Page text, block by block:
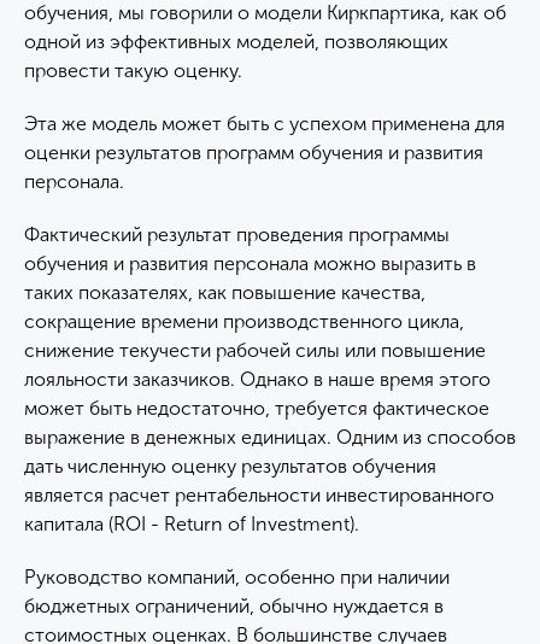
обучения, мы говорили о модели Киркпартика, как об
одной из эффективных моделей, позволяющих
провести такую оценку.
Эта же модель может быть с успехом применена для
оценки результатов программ обучения и развития
персонала.
Фактический результат проведения программы
обучения и развития персонала можно выразить в
таких показателях, как повышение качества,
сокращение времени производственного цикла,
снижение текучести рабочей силы или повышение
лояльности заказчиков. Однако в наше время этого
может быть недостаточно, требуется фактическое
выражение в денежных единицах. Одним из способов
дать численную оценку результатов обучения
является расчет рентабельности инвестированного
капитала (ROI - Return of Investment).
Руководство компаний, особенно при наличии
бюджетных ограничений, обычно нуждается в
стоимостных оценках. В большинстве случаев